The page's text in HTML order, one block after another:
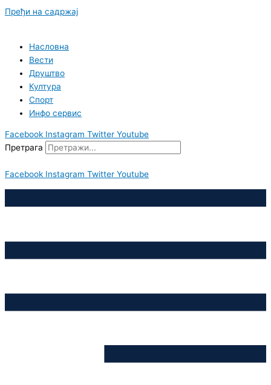
Пређи на садржај
Насловна
Вести
Друштво
Култура
Спорт
Инфо сервис
Facebook Instagram Twitter Youtube
Претрага
Facebook Instagram Twitter Youtube